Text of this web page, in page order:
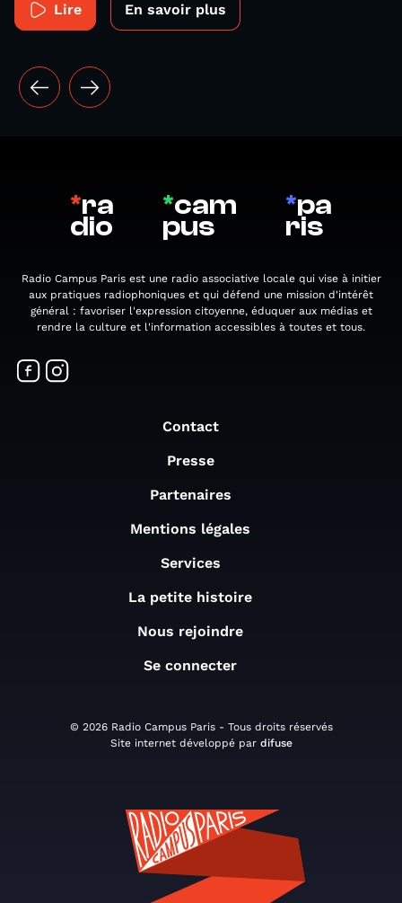
Lire En savoir plus
*ra
dio
*cam
pus
*pa
ris
Radio Campus Paris est une radio associative locale qui vise à initier
aux pratiques radiophoniques et qui défend une mission d'intérêt
général : favoriser l'expression citoyenne, éduquer aux médias et
rendre la culture et l'information accessibles à toutes et tous.
Contact
Presse
Partenaires
Mentions légales
Services
La petite histoire
Nous rejoindre
Se connecter
© 2026 Radio Campus Paris - Tous droits réservés
Site internet développé par difuse